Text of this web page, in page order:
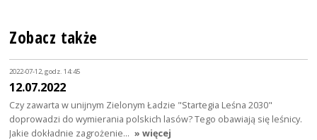
Zobacz także
2022-07-12, godz. 14:45
12.07.2022
Czy zawarta w unijnym Zielonym Ładzie "Startegia Leśna 2030"
doprowadzi do wymierania polskich lasów? Tego obawiają się leśnicy.
Jakie dokładnie zagrożenie… » więcej